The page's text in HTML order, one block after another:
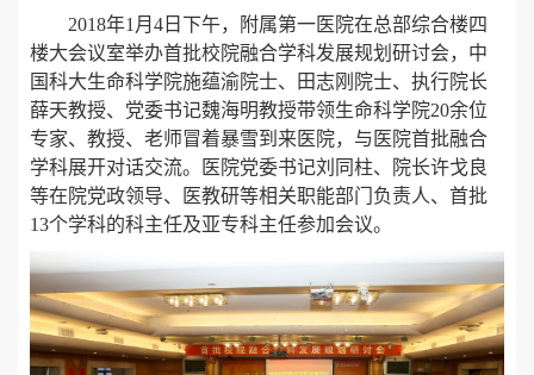
2018年1月4日下午，附属第一医院在总部综合楼四
楼大会议室举办首批校院融合学科发展规划研讨会，中
国科大生命科学院施蕴渝院士、田志刚院士、执行院长
薛天教授、党委书记魏海明教授带领生命科学院20余位
专家、教授、老师冒着暴雪到来医院，与医院首批融合
学科展开对话交流。医院党委书记刘同柱、院长许戈良
等在院党政领导、医教研等相关职能部门负责人、首批
13个学科的科主任及亚专科主任参加会议。